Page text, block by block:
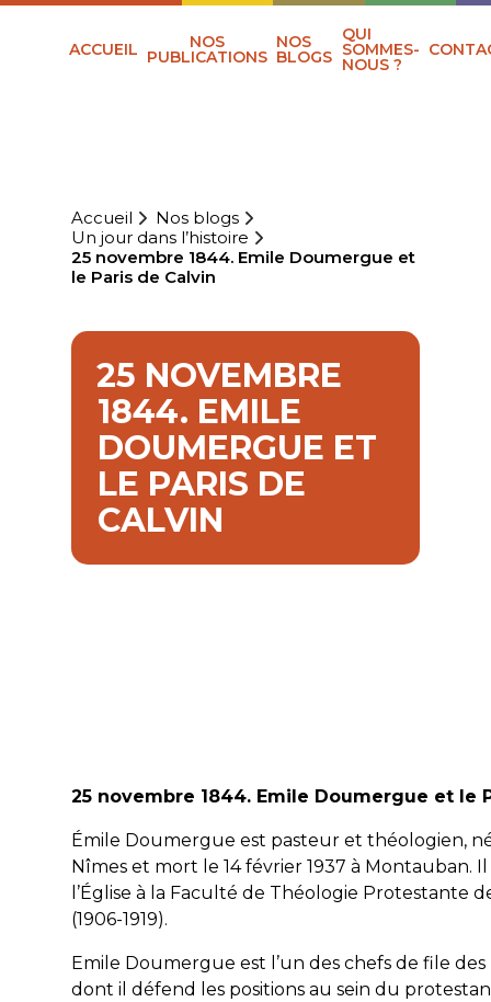
ACCUEIL NOS
PUBLICATIONS
NOS
BLOGS
QUI
SOMMES-
NOUS ?
Accueil
Nos blogs
Un jour dans l’histoire
25 novembre 1844. Emile Doumergue et
le Paris de Calvin
25 NOVEMBRE
1844. EMILE
DOUMERGUE ET
LE PARIS DE
CALVIN
25 novembre 1844. Emile Doumergue et le
Émile Doumergue est pasteur et théologien,
Nîmes et mort le 14 février 1937 à Montauban.
l’Église à la Faculté de Théologie Protestante
(1906-1919).
Emile Doumergue est l’un des chefs de file
dont il défend les positions au sein du